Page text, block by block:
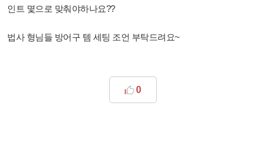
인트 몇으로 맞춰야하나요??
법사 형님들 방어구 템 세팅 조언 부탁드려요~
0